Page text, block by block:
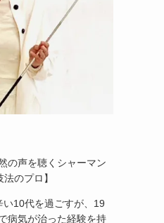
の声を聴くシャーマン
のプロ】
い10代を過ごすが、19
病気が治った経験を持